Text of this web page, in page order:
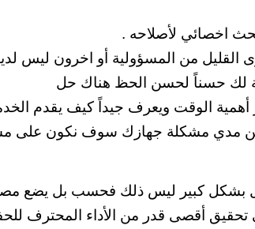
اخصائي لأصلاحه .
من المسؤولية أو اخرون ليس
لك حسناً لحسن الحظ هناك حل
الوقت ويعرف جيداً كيف يقدم
عن مدي مشكلة جهازك سوف نكون على
بشكل كبير ليس ذلك فحسب بل يضع
أقصى قدر من الأداء المحترف